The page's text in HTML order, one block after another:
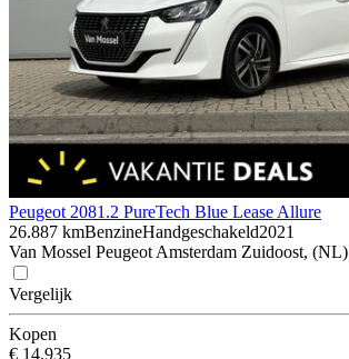
Peugeot 2081.2 PureTech Blue Lease Allure
26.887 kmBenzineHandgeschakeld2021
Van Mossel Peugeot Amsterdam Zuidoost, (NL)
Vergelijk
Kopen
€ 14.935